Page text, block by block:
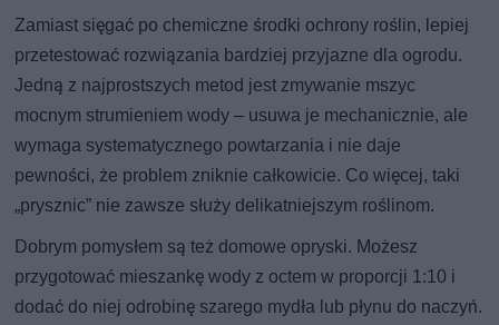
Zamiast sięgać po chemiczne środki ochrony roślin, lepiej
przetestować rozwiązania bardziej przyjazne dla ogrodu.
Jedną z najprostszych metod jest zmywanie mszyc
mocnym strumieniem wody – usuwa je mechanicznie, ale
wymaga systematycznego powtarzania i nie daje
pewności, że problem zniknie całkowicie. Co więcej, taki
„prysznic” nie zawsze służy delikatniejszym roślinom.
Dobrym pomysłem są też domowe opryski. Możesz
przygotować mieszankę wody z octem w proporcji 1:10 i
dodać do niej odrobinę szarego mydła lub płynu do naczyń.